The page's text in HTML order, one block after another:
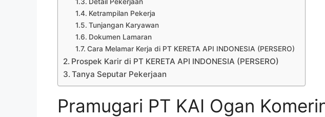
Ketrampilan Pekerja
Tunjangan Karyawan
Dokumen Lamaran
Cara Melamar Kerja di PT KERETA API INDONESIA (PERSERO)
Prospek Karir di PT KERETA API INDONESIA (PERSERO)
Tanya Seputar Pekerjaan
Pramugari PT KAI Ogan